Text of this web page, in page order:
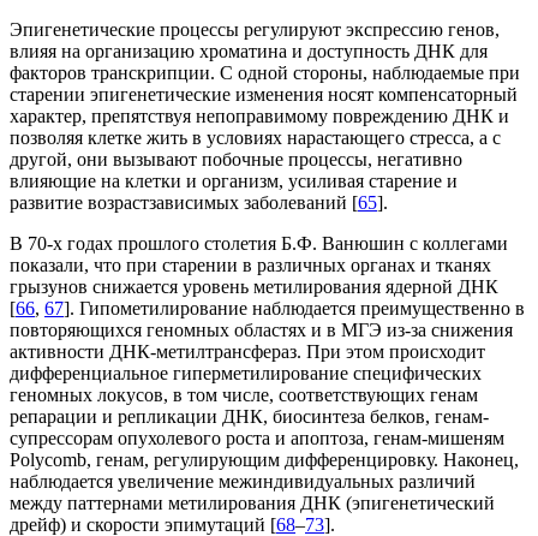
Эпигенетические процессы регулируют экспрессию генов,
влияя на организацию хроматина и доступность ДНК для
факторов транскрипции. С одной стороны, наблюдаемые при
старении эпигенетические изменения носят компенсаторный
характер, препятствуя непоправимому повреждению ДНК и
позволяя клетке жить в условиях нарастающего стресса, а с
другой, они вызывают побочные процессы, негативно
влияющие на клетки и организм, усиливая старение и
развитие возрастзависимых заболеваний [65].
В 70-х годах прошлого столетия Б.Ф. Ванюшин с коллегами
показали, что при старении в различных органах и тканях
грызунов снижается уровень метилирования ядерной ДНК
[66, 67]. Гипометилирование наблюдается преимущественно в
повторяющихся геномных областях и в МГЭ из-за снижения
активности ДНК-метилтрансфераз. При этом происходит
дифференциальное гиперметилирование специфических
геномных локусов, в том числе, соответствующих генам
репарации и репликации ДНК, биосинтеза белков, генам-
супрессорам опухолевого роста и апоптоза, генам-мишеням
Polycomb, генам, регулирующим дифференцировку. Наконец,
наблюдается увеличение межиндивидуальных различий
между паттернами метилирования ДНК (эпигенетический
дрейф) и скорости эпимутаций [68–73].